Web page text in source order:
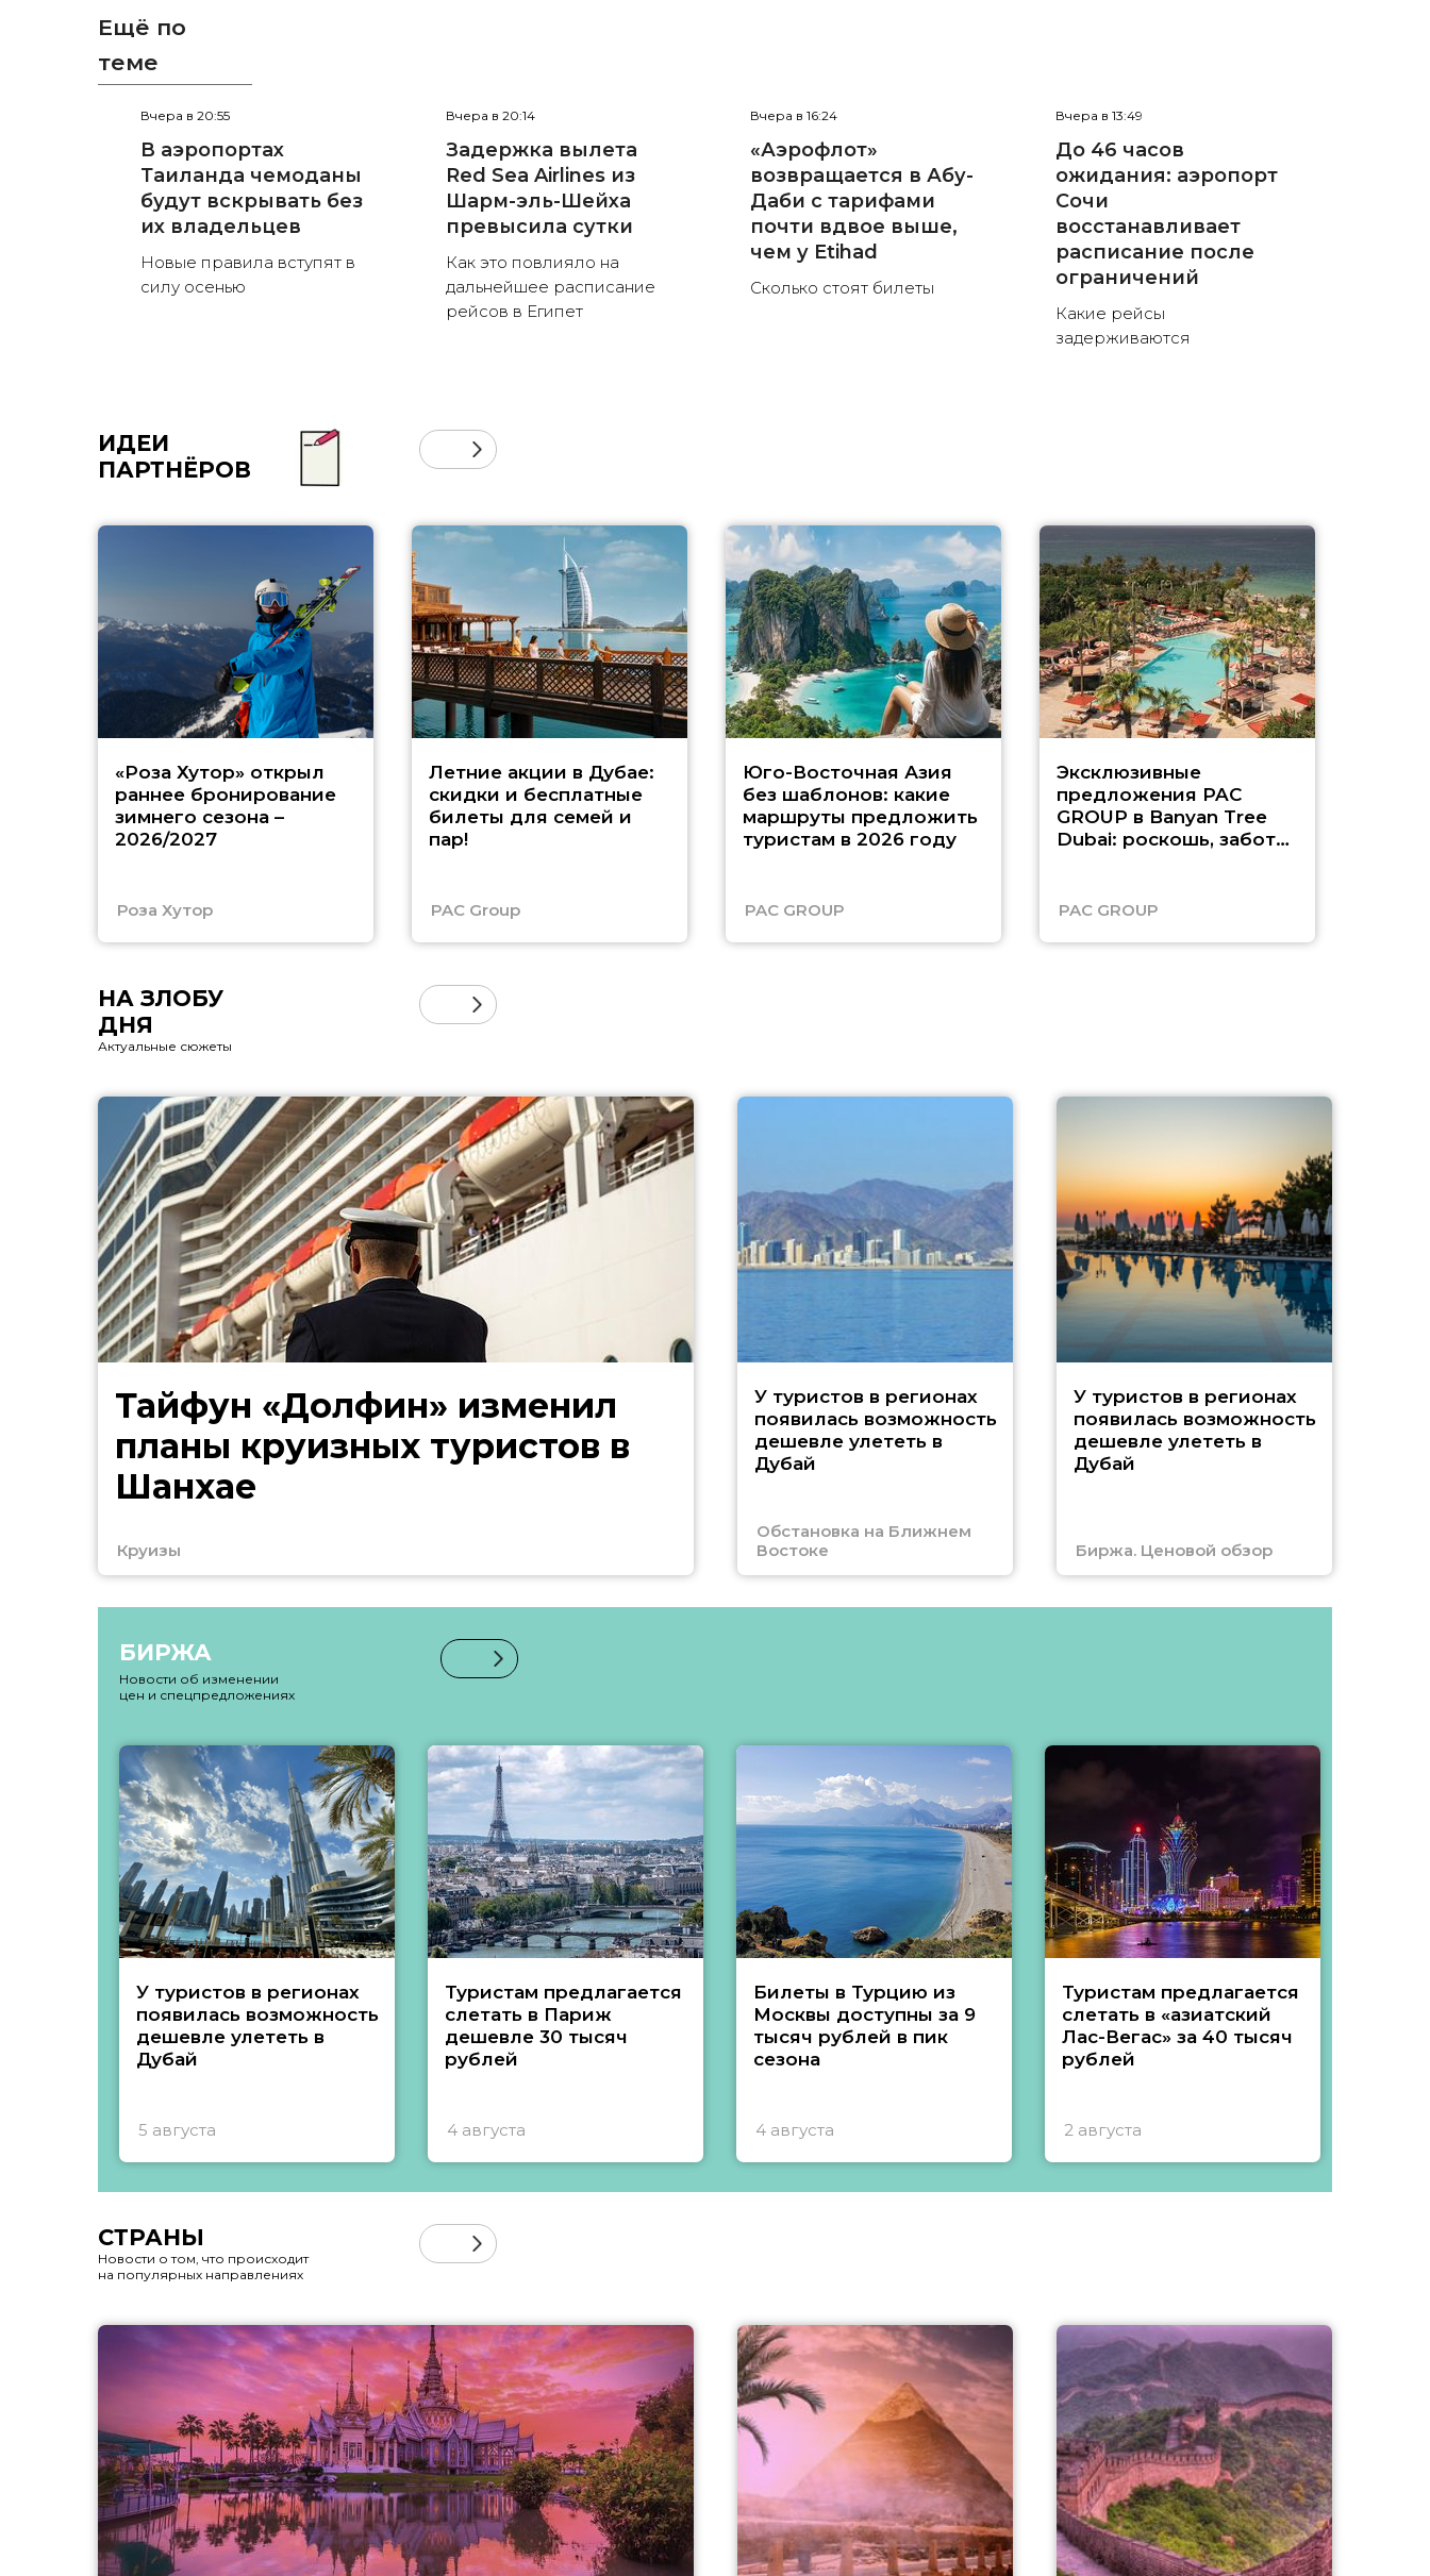
Ещё по
теме
Вчера в 20:55
В аэропортах
Таиланда чемоданы
будут вскрывать без
их владельцев
Новые правила вступят в
силу осенью
Вчера в 20:14
Задержка вылета
Red Sea Airlines из
Шарм-эль-Шейха
превысила сутки
Как это повлияло на
дальнейшее расписание
рейсов в Египет
Вчера в 16:24
«Аэрофлот»
возвращается в Абу-
Даби с тарифами
почти вдвое выше,
чем у Etihad
Сколько стоят билеты
Вчера в 13:49
До 46 часов
ожидания: аэропорт
Сочи
восстанавливает
расписание после
ограничений
Какие рейсы
задерживаются
ИДЕИ
ПАРТНЁРОВ
«Роза Хутор» открыл
раннее бронирование
зимнего сезона –
2026/2027
Роза Хутор
Летние акции в Дубае:
скидки и бесплатные
билеты для семей и
пар!
PAC Group
Юго-Восточная Азия
без шаблонов: какие
маршруты предложить
туристам в 2026 году
PAC GROUP
Эксклюзивные
предложения PAC
GROUP в Banyan Tree
Dubai: роскошь, забота
PAC GROUP
НА ЗЛОБУ
ДНЯ
Актуальные сюжеты
Тайфун «Долфин» изменил
планы круизных туристов в
Шанхае
Круизы
У туристов в регионах
появилась возможность
дешевле улететь в
Дубай
Обстановка на Ближнем
Востоке
У туристов в регионах
появилась возможность
дешевле улететь в
Дубай
Биржа. Ценовой обзор
БИРЖА
Новости об изменении
цен и спецпредложениях
У туристов в регионах
появилась возможность
дешевле улететь в
Дубай
5 августа
Туристам предлагается
слетать в Париж
дешевле 30 тысяч
рублей
4 августа
Билеты в Турцию из
Москвы доступны за 9
тысяч рублей в пик
сезона
4 августа
Туристам предлагается
слетать в «азиатский
Лас-Вегас» за 40 тысяч
рублей
2 августа
СТРАНЫ
Новости о том, что происходит
на популярных направлениях